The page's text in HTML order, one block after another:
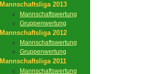
Mannschaftsliga 2013
Mannschaftswertung
Gruppenwertung
Mannschaftsliga 2012
Mannschaftswertung
Gruppenwertung
Mannschaftsliga 2011
Mannschaftswertung